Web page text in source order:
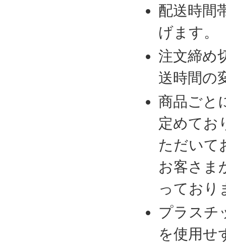
配送時間
げます。
注文締め
送時間の
商品ごと
定めてお
ただいて
お客さま
っており
プラスチ
を使用せ